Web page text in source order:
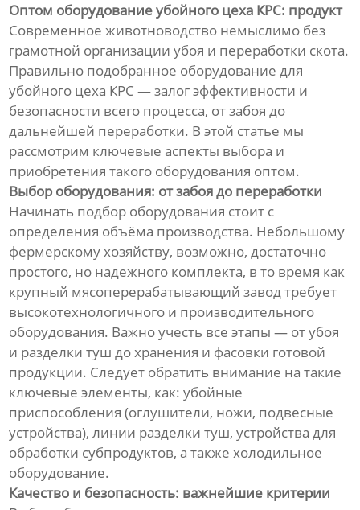
Оптом оборудование убойного цеха КРС: продукт
Современное животноводство немыслимо без
грамотной организации убоя и переработки скота.
Правильно подобранное оборудование для
убойного цеха КРС — залог эффективности и
безопасности всего процесса, от забоя до
дальнейшей переработки. В этой статье мы
рассмотрим ключевые аспекты выбора и
приобретения такого оборудования оптом.
Выбор оборудования: от забоя до переработки
Начинать подбор оборудования стоит с
определения объёма производства. Небольшому
фермерскому хозяйству, возможно, достаточно
простого, но надежного комплекта, в то время как
крупный мясоперерабатывающий завод требует
высокотехнологичного и производительного
оборудования. Важно учесть все этапы — от убоя
и разделки туш до хранения и фасовки готовой
продукции. Следует обратить внимание на такие
ключевые элементы, как: убойные
приспособления (оглушители, ножи, подвесные
устройства), линии разделки туш, устройства для
обработки субпродуктов, а также холодильное
оборудование.
Качество и безопасность: важнейшие критерии